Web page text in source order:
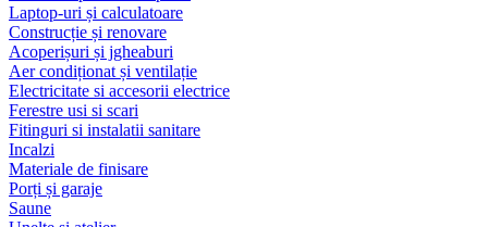
Laptop-uri și calculatoare
Construcție și renovare
Acoperișuri și jgheaburi
Aer condiționat și ventilație
Electricitate si accesorii electrice
Ferestre usi si scari
Fitinguri si instalatii sanitare
Incalzi
Materiale de finisare
Porți și garaje
Saune